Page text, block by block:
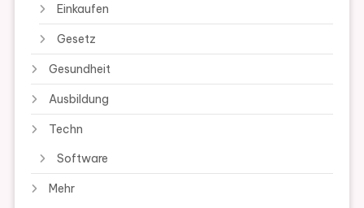
Einkaufen
Gesetz
Gesundheit
Ausbildung
Techn
Software
Mehr